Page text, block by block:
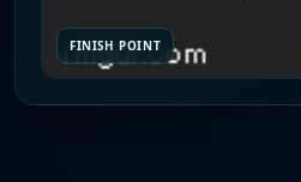
FINISH POINT